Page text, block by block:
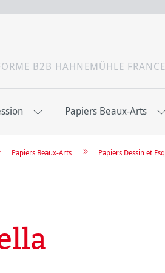
B2B HAHNEMÜHLE FRANCE
Papiers Beaux-Arts
Papiers Dessin et
Papiers Beaux-Arts